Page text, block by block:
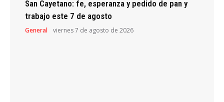
San Cayetano: fe, esperanza y pedido de pan y
trabajo este 7 de agosto
General viernes 7 de agosto de 2026